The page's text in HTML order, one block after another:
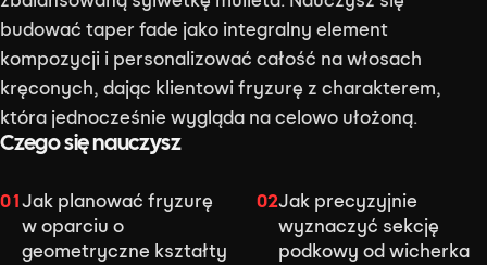
budować taper fade jako integralny element
kompozycji i personalizować całość na włosach
kręconych, dając klientowi fryzurę z charakterem,
która jednocześnie wygląda na celowo ułożoną.
Czego się nauczysz
01 Jak planować fryzurę
w oparciu o
geometryczne kształty
02Jak precyzyjnie
wyznaczyć sekcję
podkowy od wicherka